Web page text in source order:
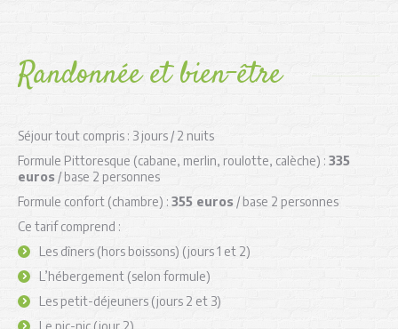
Randonnée et bien-être
Séjour tout compris : 3 jours / 2 nuits
Formule Pittoresque (cabane, merlin, roulotte, calèche) : 335
euros / base 2 personnes
Formule confort (chambre) : 355 euros / base 2 personnes
Ce tarif comprend :
Les dîners (hors boissons) (jours 1 et 2)
L’hébergement (selon formule)
Les petit-déjeuners (jours 2 et 3)
Le pic-nic (jour 2)